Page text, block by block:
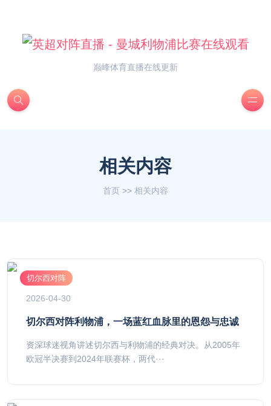
巅峰体育直播在线更新
相关内容
首页 >> 相关内容
切尔西对阵
2026-04-30
切尔西对阵利物浦，一场蓝红血脉里的恩怨与忠诚
资深球迷视角讲述切尔西与利物浦的经典对决。从2005年
欧冠半决赛到2024年联赛杯，两代···